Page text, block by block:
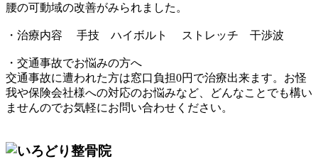
腰の可動域の改善がみられました。
・治療内容 手技 ハイボルト ストレッチ 干渉波
・交通事故でお悩みの方へ
交通事故に遭われた方は窓口負担0円で治療出来ます。お怪
我や保険会社様への対応のお悩みなど、どんなことでも構い
ませんのでお気軽にお問い合わせください。